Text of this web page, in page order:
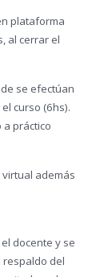
plataforma
al cerrar el
se efectúan
curso (6hs).
a práctico
además
docente y se
respaldo del